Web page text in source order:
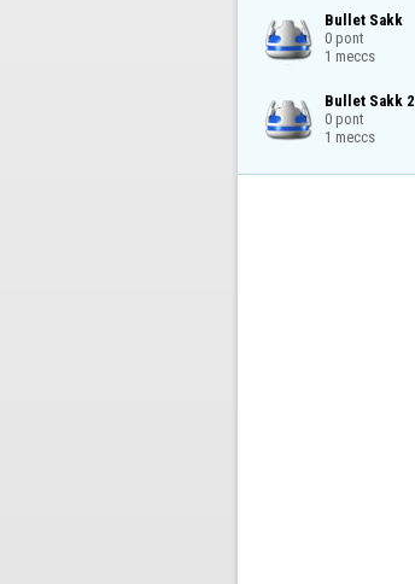
Bullet Sakk
0 pont
1 meccs
Bullet Sakk 2
0 pont
1 meccs